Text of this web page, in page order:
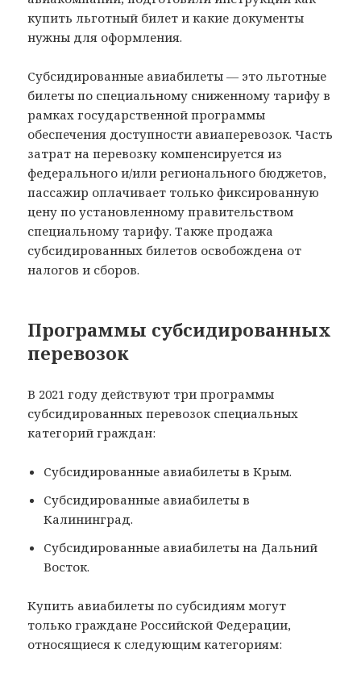
купить льготный билет и какие документы
нужны для оформления.
Субсидированные авиабилеты — это льготные
билеты по специальному сниженному тарифу в
рамках государственной программы
обеспечения доступности авиаперевозок. Часть
затрат на перевозку компенсируется из
федерального и/или регионального бюджетов,
пассажир оплачивает только фиксированную
цену по установленному правительством
специальному тарифу. Также продажа
субсидированных билетов освобождена от
налогов и сборов.
Программы субсидированных
перевозок
В 2021 году действуют три программы
субсидированных перевозок специальных
категорий граждан:
Субсидированные авиабилеты в Крым.
Субсидированные авиабилеты в
Калининград.
Субсидированные авиабилеты на Дальний
Восток.
Купить авиабилеты по субсидиям могут
только граждане Российской Федерации,
относящиеся к следующим категориям: